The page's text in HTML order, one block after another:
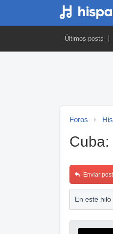
Últimos posts
Foros
Cuba:
Enviar post